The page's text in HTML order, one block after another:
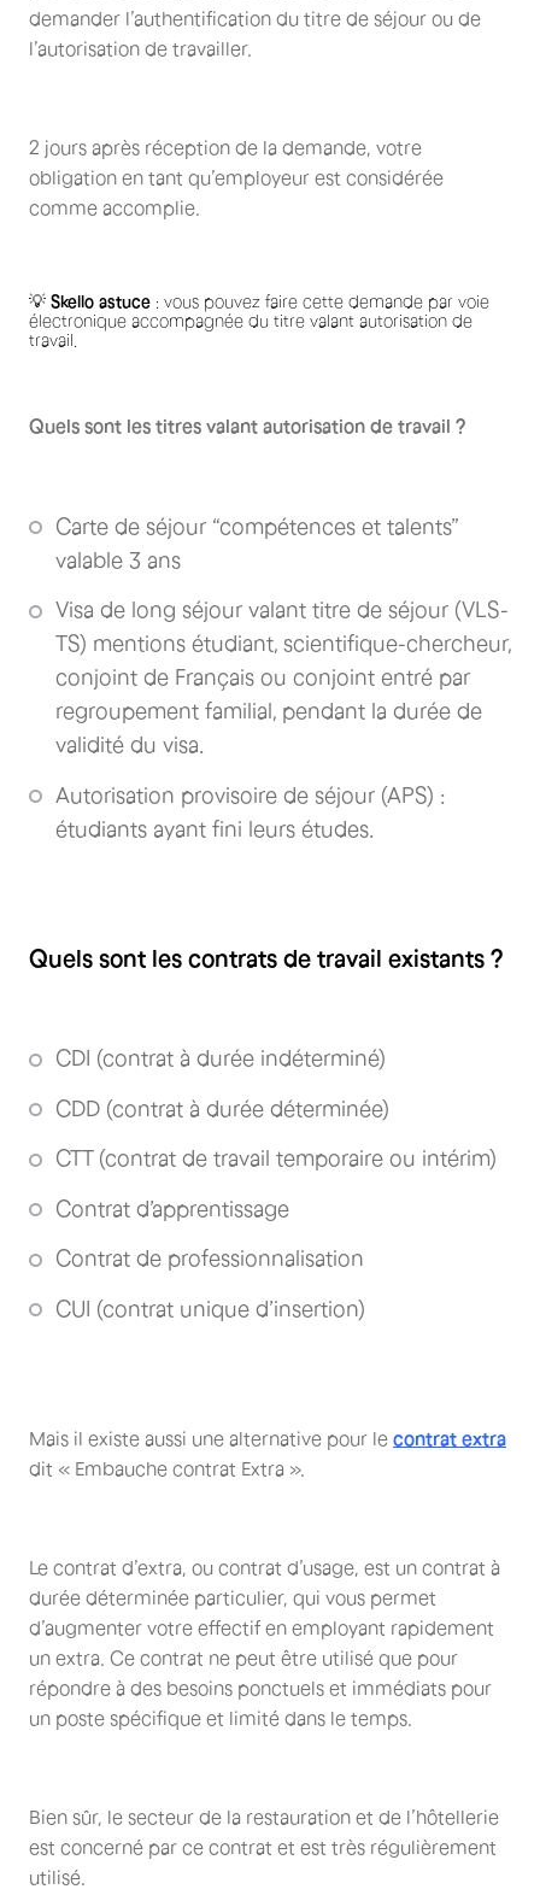
demander l’authentification du titre de séjour ou de
l’autorisation de travailler.
2 jours après réception de la demande, votre
obligation en tant qu’employeur est considérée
comme accomplie.
💡 Skello astuce : vous pouvez faire cette demande par voie
électronique accompagnée du titre valant autorisation de
travail.
Quels sont les titres valant autorisation de travail ?
Carte de séjour “compétences et talents”
valable 3 ans
Visa de long séjour valant titre de séjour (VLS-
TS) mentions étudiant, scientifique-chercheur,
conjoint de Français ou conjoint entré par
regroupement familial, pendant la durée de
validité du visa.
Autorisation provisoire de séjour (APS) :
étudiants ayant fini leurs études.
Quels sont les contrats de travail existants ?
CDI (contrat à durée indéterminé)
CDD (contrat à durée déterminée)
CTT (contrat de travail temporaire ou intérim)
Contrat d’apprentissage
Contrat de professionnalisation
CUI (contrat unique d’insertion)
Mais il existe aussi une alternative pour le contrat extra
dit « Embauche contrat Extra ».
Le contrat d’extra, ou contrat d’usage, est un contrat à
durée déterminée particulier, qui vous permet
d’augmenter votre effectif en employant rapidement
un extra. Ce contrat ne peut être utilisé que pour
répondre à des besoins ponctuels et immédiats pour
un poste spécifique et limité dans le temps.
Bien sûr, le secteur de la restauration et de l’hôtellerie
est concerné par ce contrat et est très régulièrement
utilisé.